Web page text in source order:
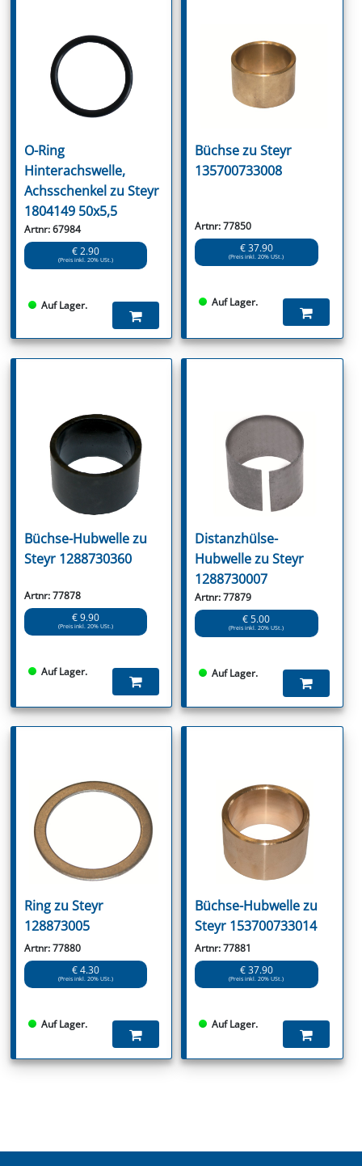
O-Ring
Hinterachswelle,
Achsschenkel zu Steyr
1804149 50x5,5
Artnr: 67984
€ 2.90
(Preis inkl. 20% USt.)
Auf Lager.
Büchse zu Steyr
135700733008
Artnr: 77850
€ 37.90
(Preis inkl. 20% USt.)
Auf Lager.
Büchse-Hubwelle zu
Steyr 1288730360
Artnr: 77878
€ 9.90
(Preis inkl. 20% USt.)
Auf Lager.
Distanzhülse-
Hubwelle zu Steyr
1288730007
Artnr: 77879
€ 5.00
(Preis inkl. 20% USt.)
Auf Lager.
Ring zu Steyr
128873005
Artnr: 77880
€ 4.30
(Preis inkl. 20% USt.)
Auf Lager.
Büchse-Hubwelle zu
Steyr 153700733014
Artnr: 77881
€ 37.90
(Preis inkl. 20% USt.)
Auf Lager.